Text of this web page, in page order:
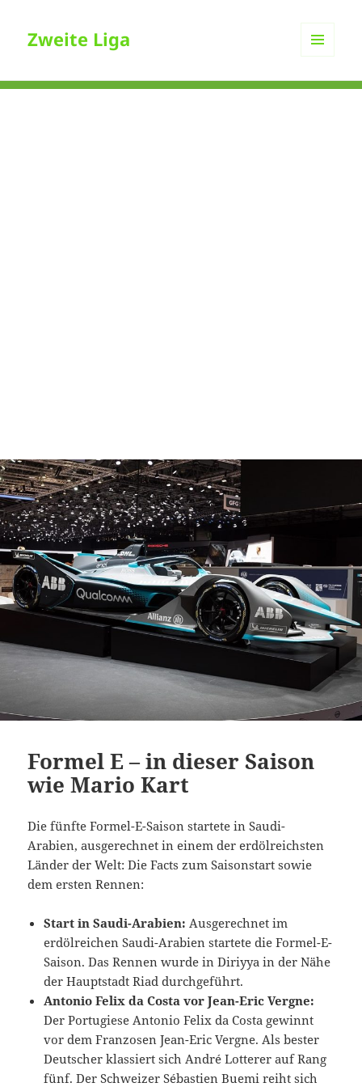
Zweite Liga
WIDGETS
Formel E – in dieser Saison
wie Mario Kart
Die fünfte Formel-E-Saison startete in Saudi-
Arabien, ausgerechnet in einem der erdölreichsten
Länder der Welt: Die Facts zum Saisonstart sowie
dem ersten Rennen:
Start in Saudi-Arabien:Ausgerechnet im
erdölreichen Saudi-Arabien startete die Formel-E-
Saison. Das Rennen wurde in Diriyya in der Nähe
der Hauptstadt Riad durchgeführt.
Antonio Felix da Costa vor Jean-Eric Vergne:
Der Portugiese Antonio Felix da Costa gewinnt
vor dem Franzosen Jean-Eric Vergne. Als bester
Deutscher klassiert sich André Lotterer auf Rang
fünf. Der Schweizer Sébastien Buemi reiht sich